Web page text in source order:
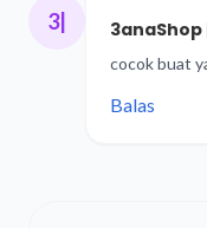
3|
cocok buat
Balas